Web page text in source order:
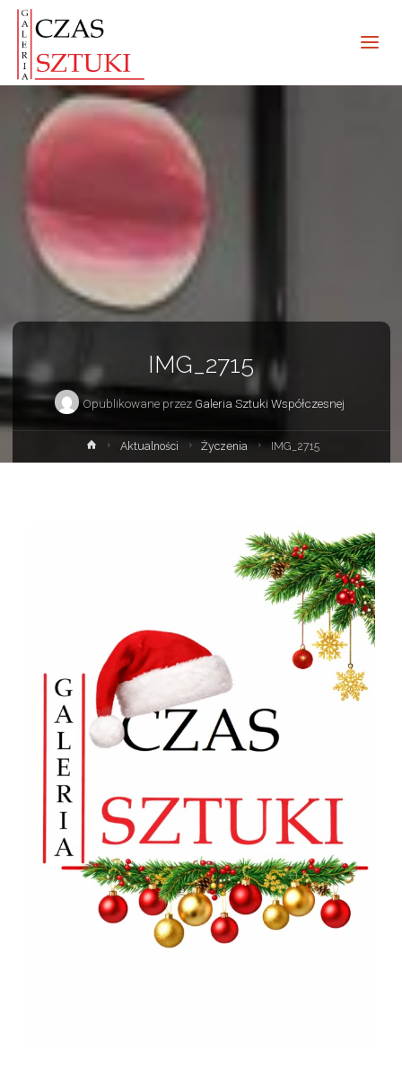
IMG_2715
Opublikowane przez Galeria Sztuki Współczesnej
Strona
główna
Aktualności Życzenia IMG_2715